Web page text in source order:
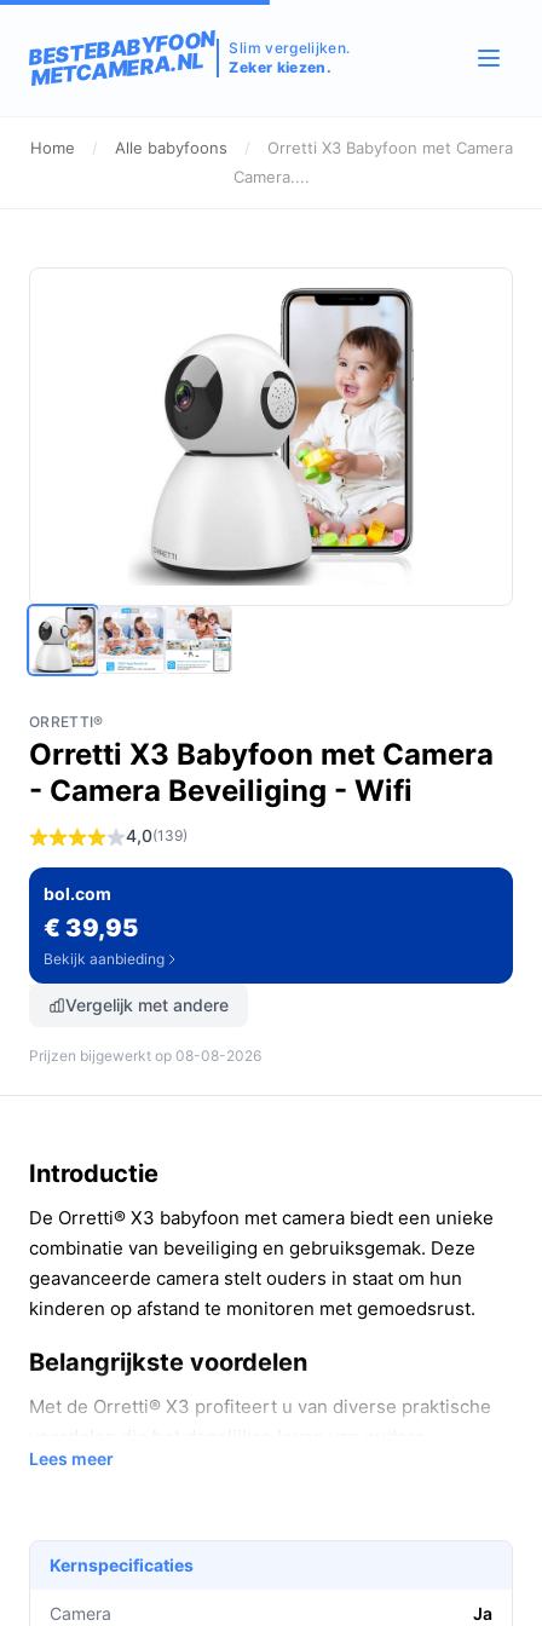
BESTEBABYFOON
METCAMERA.NL
Slim vergelijken.
Zeker kiezen.
Home / Alle babyfoons /
Orretti X3 Babyfoon met Camera
Camera....
ORRETTI®
Orretti X3 Babyfoon met Camera
- Camera Beveiliging - Wifi
4,0(139)
bol.com
€ 39,95
Bekijk aanbieding
Vergelijk met andere
Prijzen bijgewerkt op 08-08-2026
Introductie
De Orretti® X3 babyfoon met camera biedt een unieke
combinatie van beveiliging en gebruiksgemak. Deze
geavanceerde camera stelt ouders in staat om hun
kinderen op afstand te monitoren met gemoedsrust.
Belangrijkste voordelen
Met de Orretti® X3 profiteert u van diverse praktische
vergemakkelijken:
horizontale rotatie en 55° verticale kanteling ziet u
elk hoekje van de kamer, waardoor u altijd een
Lees meer
Kernspecificaties
Camera Ja